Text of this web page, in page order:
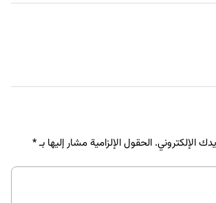
الإلكتروني. الحقول الإلزامية مشار إليها بـ*